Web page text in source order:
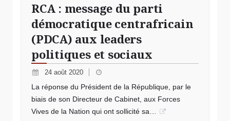
RCA : message du parti
démocratique centrafricain
(PDCA) aux leaders
politiques et sociaux
24 août 2020
La réponse du Président de la République, par le
biais de son Directeur de Cabinet, aux Forces
Vives de la Nation qui ont sollicité sa…